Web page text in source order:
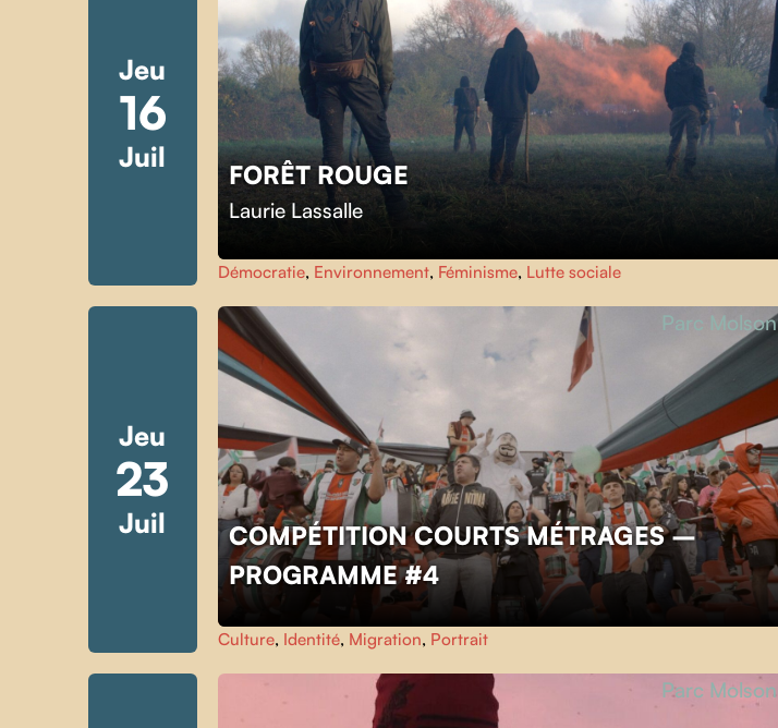
Jeu
16
Juil
FORÊT ROUGE
Laurie Lassalle
Démocratie, Environnement, Féminisme, Lutte sociale
Jeu
23
Juil
COMPÉTITION COURTS MÉTRAGES –
PROGRAMME #4
Parc Molson
Culture, Identité, Migration, Portrait
Parc Molson